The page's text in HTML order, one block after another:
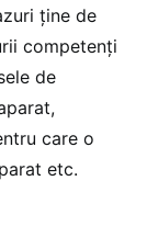
ține de
competenți
de
care o
etc.